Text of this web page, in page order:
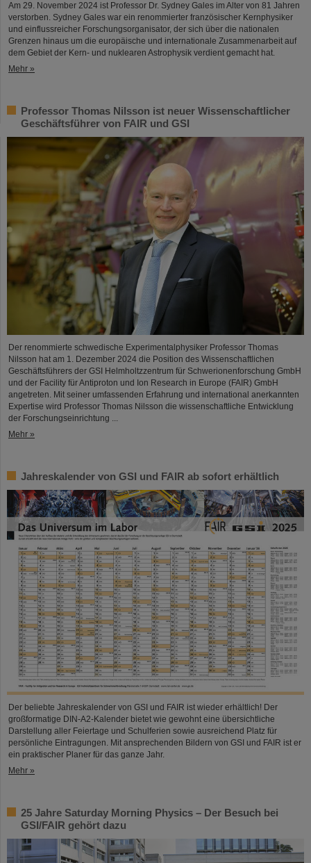
Am 29. November 2024 ist Professor Dr. Sydney Gales im Alter von 81 Jahren
verstorben. Sydney Gales war ein renommierter französischer Kernphysiker
und einflussreicher Forschungsorganisator, der sich über die nationalen
Grenzen hinaus um die europäische und internationale Zusammenarbeit auf
dem Gebiet der Kern- und nuklearen Astrophysik verdient gemacht hat.
Mehr »
Professor Thomas Nilsson ist neuer Wissenschaftlicher
Geschäftsführer von FAIR und GSI
Der renommierte schwedische Experimentalphysiker Professor Thomas
Nilsson hat am 1. Dezember 2024 die Position des Wissenschaftlichen
Geschäftsführers der GSI Helmholtzzentrum für Schwerionenforschung GmbH
und der Facility für Antiproton und Ion Research in Europe (FAIR) GmbH
angetreten. Mit seiner umfassenden Erfahrung und international anerkannten
Expertise wird Professor Thomas Nilsson die wissenschaftliche Entwicklung
der Forschungseinrichtung ...
Mehr »
Jahreskalender von GSI und FAIR ab sofort erhältlich
Der beliebte Jahreskalender von GSI und FAIR ist wieder erhältlich! Der
großformatige DIN-A2-Kalender bietet wie gewohnt eine übersichtliche
Darstellung aller Feiertage und Schulferien sowie ausreichend Platz für
persönliche Eintragungen. Mit ansprechenden Bildern von GSI und FAIR ist er
ein praktischer Planer für das ganze Jahr.
Mehr »
25 Jahre Saturday Morning Physics – Der Besuch bei
GSI/FAIR gehört dazu